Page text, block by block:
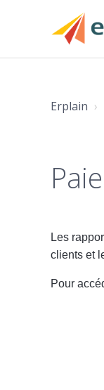
Erplain
Les
clients et
Pour